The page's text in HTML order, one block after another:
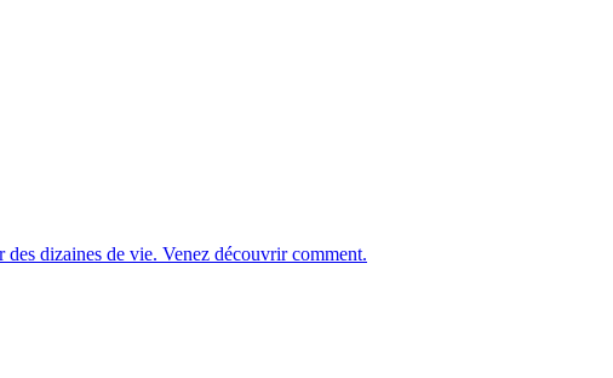
dizaines de vie. Venez découvrir comment.